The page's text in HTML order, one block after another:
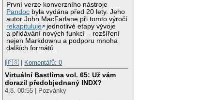
První verze konverzního nástroje
Pandoc byla vydána před 20 lety. Jeho
autor John MacFarlane při tomto výročí
rekapituluje
jednotlivé etapy vývoje
a přidávání nových funkcí – rozšíření
nejen Markdownu a podporu mnoha
dalších formátů.
|🇵🇸 | Komentářů: 0
Virtuální Bastlírna vol. 65: Už vám
dorazil předobjednaný INDX?
4.8. 00:55 | Pozvánky